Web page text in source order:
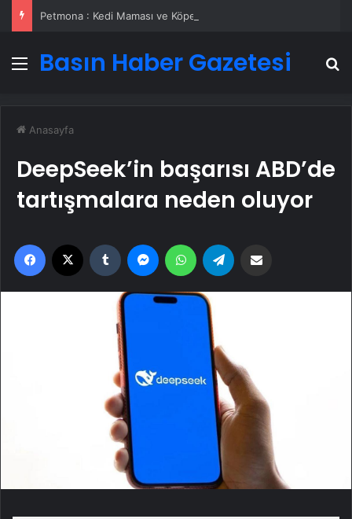
Menü
Basın Haber Gazetesi
Anasayfa
DeepSeek’in başarısı ABD’de
tartışmalara neden oluyor
Facebook Tumblr MessengerWhatsApp